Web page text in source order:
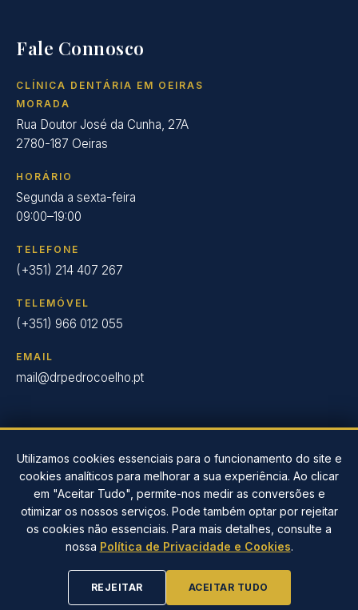
Fale Connosco
CLÍNICA DENTÁRIA EM OEIRAS
MORADA
Rua Doutor José da Cunha, 27A
2780-187 Oeiras
HORÁRIO
Segunda a sexta-feira
09:00–19:00
TELEFONE
(+351) 214 407 267
TELEMÓVEL
(+351) 966 012 055
EMAIL
mail@drpedrocoelho.pt
© 2026 Clínica Dr. Pedro Coelho – Implantologia Oral em
Oeiras desde 2004.
Desenvolvido porEwardSolutionPolítica de Privacidade
Resolução de litígios online
PREFERÊNCIAS DE COOKIES
Utilizamos cookies essenciais para o funcionamento do site e
cookies analíticos para melhorar a sua experiência. Ao clicar
em "Aceitar Tudo", permite-nos medir as conversões e
otimizar os nossos serviços. Pode também optar por rejeitar
os cookies não essenciais. Para mais detalhes, consulte a
nossa Política de Privacidade e Cookies.
REJEITAR ACEITAR TUDO